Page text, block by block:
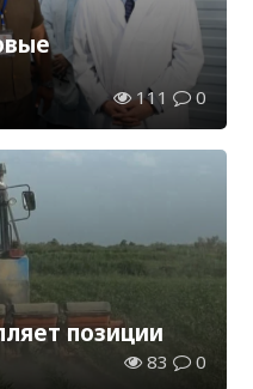
111 0
позиции
83 0